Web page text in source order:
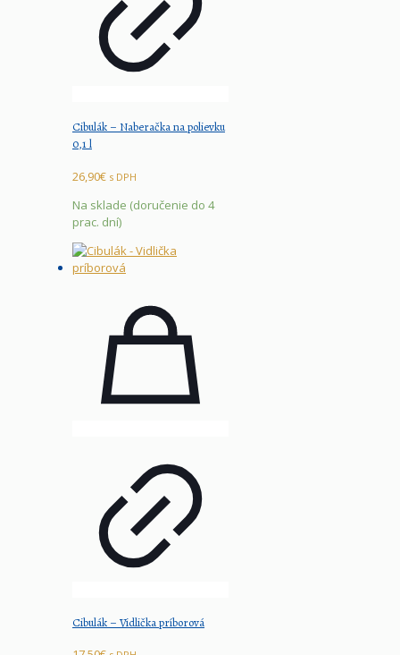
Cibulák – Naberačka na polievku
0,1 l
26,90€ s DPH
Na sklade (doručenie do 4
prac. dní)
Cibulák – Vidlička príborová